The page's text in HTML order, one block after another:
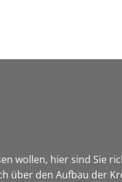
wollen, hier sind Sie
über den Aufbau der